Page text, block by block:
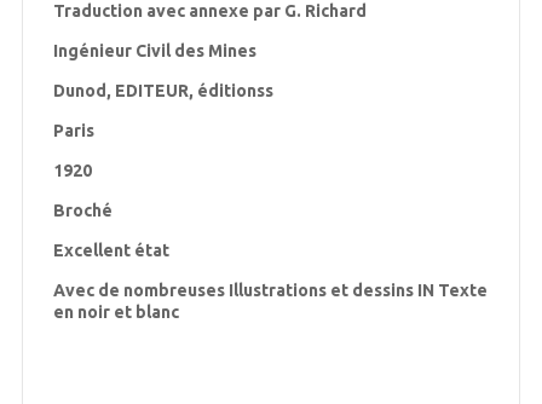
Traduction avec annexe par G. Richard
Ingénieur Civil des Mines
Dunod, EDITEUR, éditionss
Paris
1920
Broché
Excellent état
Avec de nombreuses Illustrations et dessins IN Texte
en noir et blanc